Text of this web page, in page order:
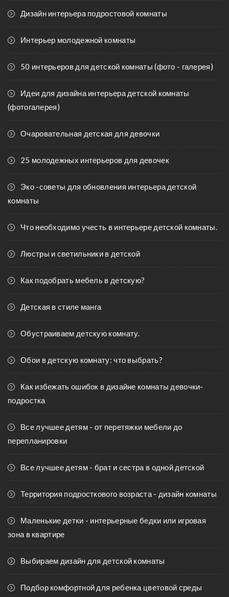
Дизайн интерьера подростовой комнаты
Интерьер молодежной комнаты
50 интерьеров для детской комнаты (фото - галерея)
Идеи для дизайна интерьера детской комнаты
(фотогалерея)
Очаровательная детская для девочки
25 молодежных интерьеров для девочек
Эко -советы для обновления интерьера детской
комнаты
Что необходимо учесть в интерьере детской комнаты.
Люстры и светильники в детской
Как подобрать мебель в детскую?
Детская в стиле манга
Обустраиваем детскую комнату.
Обои в детскую комнату: что выбрать?
Как избежать ошибок в дизайне комнаты девочки-
подростка
Все лучшее детям - от перетяжки мебели до
перепланировки
Все лучшее детям - брат и сестра в одной детской
Территория подросткового возраста - дизайн комнаты
Маленькие детки - интерьерные бедки или игровая
зона в квартире
Выбираем дизайн для детской комнаты
Подбор комфортной для ребенка цветовой среды